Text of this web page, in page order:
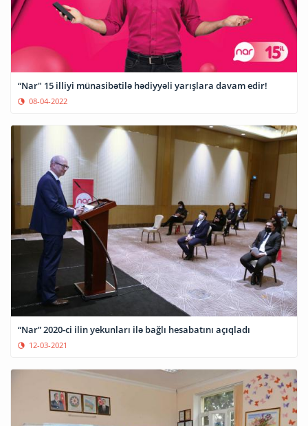
“Nar" 15 illiyi münasibətilə hədiyyəli yarışlara davam edir!
08-04-2022
“Nar” 2020-ci ilin yekunları ilə bağlı hesabatını açıqladı
12-03-2021